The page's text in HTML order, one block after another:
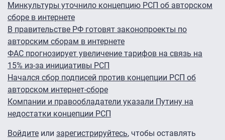
Минкультуры уточнило концепцию РСП об авторском
сборе в интернете
В правительстве РФ готовят законопроекты по
авторским сборам в интернете
ФАС прогнозирует увеличение тарифов на связь на
15% из-за инициативы РСП
Начался сбор подписей против концепции РСП об
авторском интернет-сборе
Компании и правообладатели указали Путину на
недостатки концепции РСП
Войдите или зарегистрируйтесь, чтобы оставлять